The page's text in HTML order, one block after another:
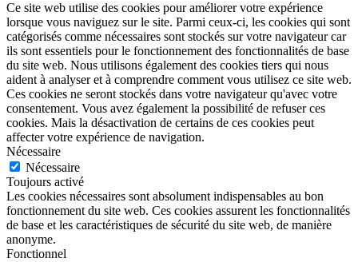
Ce site web utilise des cookies pour améliorer votre expérience
lorsque vous naviguez sur le site. Parmi ceux-ci, les cookies qui sont
catégorisés comme nécessaires sont stockés sur votre navigateur car
ils sont essentiels pour le fonctionnement des fonctionnalités de base
du site web. Nous utilisons également des cookies tiers qui nous
aident à analyser et à comprendre comment vous utilisez ce site web.
Ces cookies ne seront stockés dans votre navigateur qu'avec votre
consentement. Vous avez également la possibilité de refuser ces
cookies. Mais la désactivation de certains de ces cookies peut
affecter votre expérience de navigation.
Nécessaire
Nécessaire
Toujours activé
Les cookies nécessaires sont absolument indispensables au bon
fonctionnement du site web. Ces cookies assurent les fonctionnalités
de base et les caractéristiques de sécurité du site web, de manière
anonyme.
Fonctionnel